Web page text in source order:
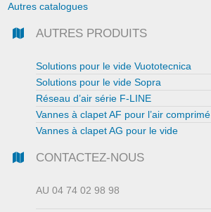
Autres catalogues
AUTRES PRODUITS
Solutions pour le vide Vuototecnica
Solutions pour le vide Sopra
Réseau d’air série F-LINE
Vannes à clapet AF pour l’air comprimé
Vannes à clapet AG pour le vide
CONTACTEZ-NOUS
AU 04 74 02 98 98